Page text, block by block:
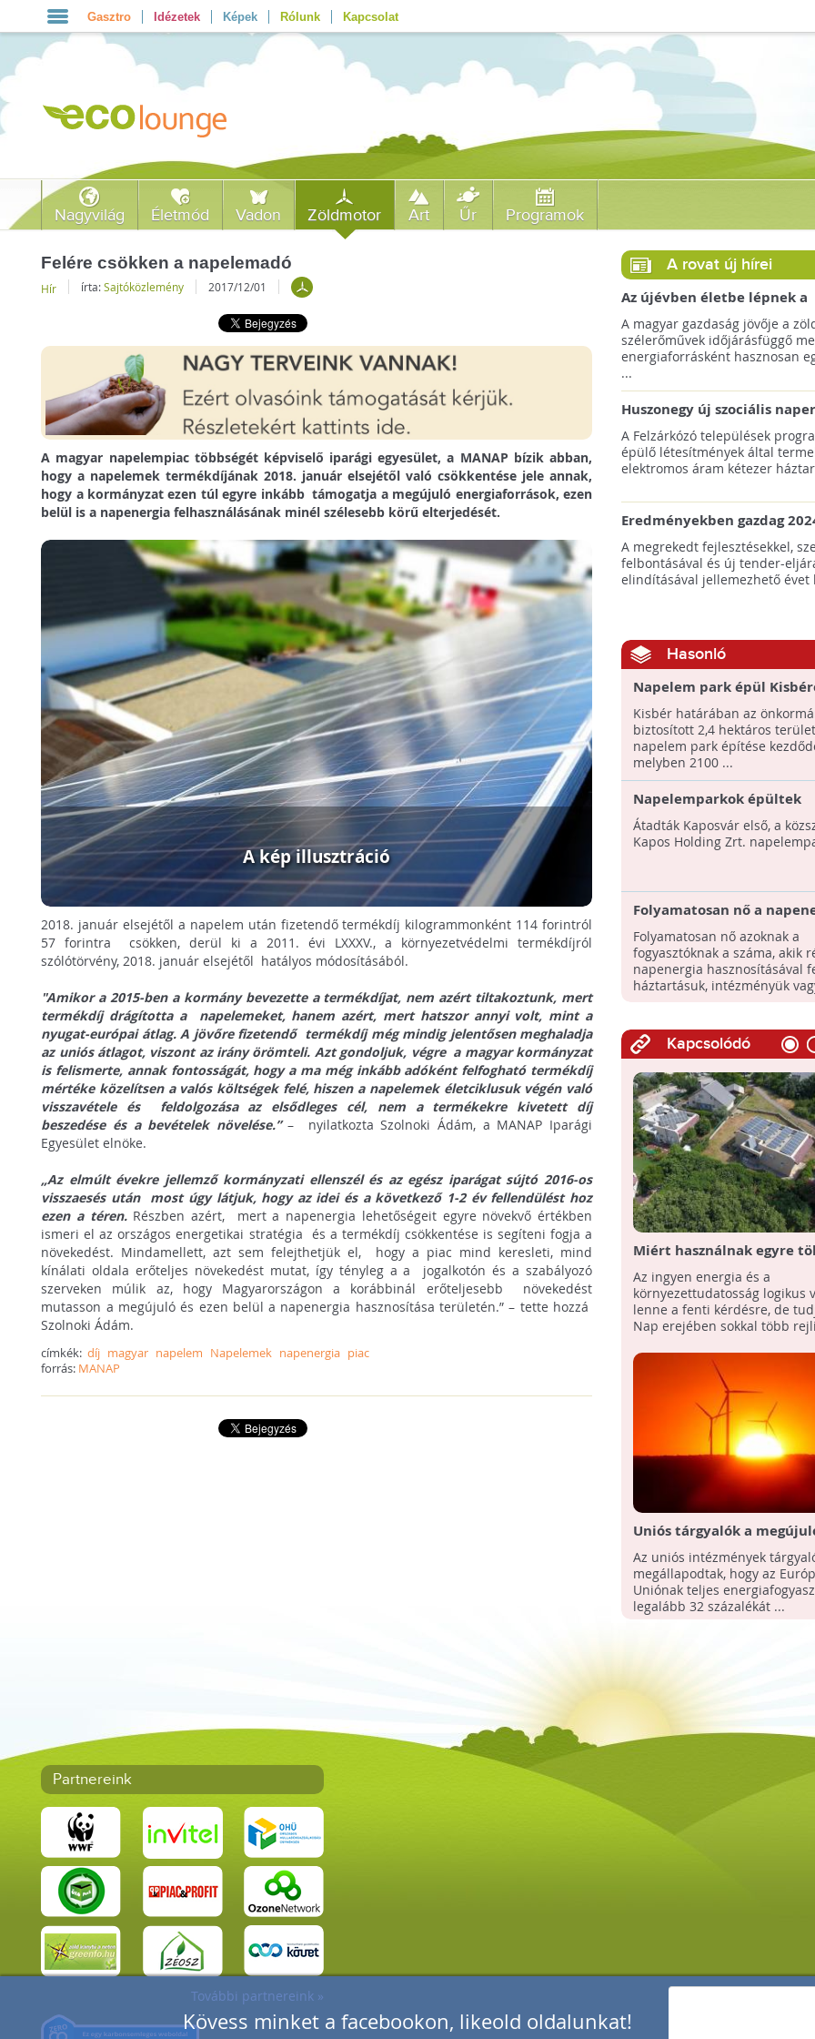
Kövess minket a facebookon, likeold oldalunkat!
Gasztro Idézetek Képek Rólunk Kapcsolat
Nagyvilág Életmód Vadon Zöldmotor Art Űr Programok
Felére csökken a napelemadó
Hír írta:Sajtóközlemény 2017/12/01
A magyar napelempiac többségét képviselő iparági egyesület, a MANAP bízik abban,
hogy a napelemek termékdíjának 2018. január elsejétől való csökkentése jele annak,
hogy a kormányzat ezen túl egyre inkább támogatja a megújuló energiaforrások, ezen
belül is a napenergia felhasználásának minél szélesebb körű elterjedését.
A kép illusztráció
2018. január elsejétől a napelem után fizetendő termékdíj kilogrammonként 114 forintról
57 forintra csökken, derül ki a 2011. évi LXXXV., a környezetvédelmi termékdíjról
szólótörvény, 2018. január elsejétől hatályos módosításából.
"Amikor a 2015-ben a kormány bevezette a termékdíjat, nem azért tiltakoztunk, mert
termékdíj drágította a napelemeket, hanem azért, mert hatszor annyi volt, mint a
nyugat-európai átlag. A jövőre fizetendő termékdíj még mindig jelentősen meghaladja
az uniós átlagot, viszont az irány örömteli. Azt gondoljuk, végre a magyar kormányzat
is felismerte, annak fontosságát, hogy a ma még inkább adóként felfogható termékdíj
mértéke közelítsen a valós költségek felé, hiszen a napelemek életciklusuk végén való
visszavétele és feldolgozása az elsődleges cél, nem a termékekre kivetett díj
beszedése és a bevételek növelése.”– nyilatkozta Szolnoki Ádám, a MANAP Iparági
Egyesület elnöke.
„Az elmúlt évekre jellemző kormányzati ellenszél és az egész iparágat sújtó 2016-os
visszaesés után most úgy látjuk, hogy az idei és a következő 1-2 év fellendülést hoz
ezen a téren.Részben azért, mert a napenergia lehetőségeit egyre növekvő értékben
ismeri el az országos energetikai stratégia és a termékdíj csökkentése is segíteni fogja a
növekedést. Mindamellett, azt sem felejthetjük el, hogy a piac mind keresleti, mind
kínálati oldala erőteljes növekedést mutat, így tényleg a a jogalkotón és a szabályozó
szerveken múlik az, hogy Magyarországon a korábbinál erőteljesebb növekedést
mutasson a megújuló és ezen belül a napenergia hasznosítása területén.” – tette hozzá
Szolnoki Ádám.
címkék:díj magyar napelem Napelemek napenergia piac
forrás: MANAP
A rovat új hírei
Az újévben életbe lépnek a
szélerőművek telepítését
megkönnyítő rendelkezések
A magyar gazdaság jövője a
szélerőművek időjárásfüggő
energiaforrásként hasznosan
...
Huszonegy új szociális
hátrányos helyzetű
külterületén!
A Felzárkózó települések
épülő létesítmények által
elektromos áram kétezer
Eredményekben gazdag
az amerikai tengeri
A megrekedt fejlesztésekkel,
felbontásával és új tender-
elindításával jellemezhető évet
Hasonló
Napelem park épül
Kisbér határában az
biztosított 2,4 hektáros
napelem park építése
melyben 2100 ...
Napelemparkok épültek
Kaposváron
Átadták Kaposvár első, a
Kapos Holding Zrt.
Folyamatosan nő a
felhasználók száma
Magyarországon
Folyamatosan nő azoknak a
fogyasztóknak a száma, akik
napenergia hasznosításával
háztartásuk, intézményük
Kapcsolódó
Miért használnak egyre
napenergiát?
Az ingyen energia és a
környezettudatosság logikus
lenne a fenti kérdésre, de
Nap erejében sokkal több
Uniós tárgyalók a
energiaforrások
növeléséről állapodtak
Az uniós intézmények
megállapodtak, hogy az
Uniónak teljes
legalább 32 százalékát ...
Partnereink
További partnereink »